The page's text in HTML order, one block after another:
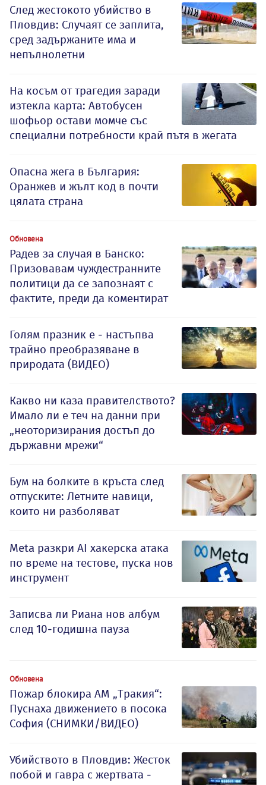
След жестокото убийство в
Пловдив: Случаят се заплита,
сред задържаните има и
непълнолетни
На косъм от трагедия заради
изтекла карта: Автобусен
шофьор остави момче със
специални потребности край пътя в жегата
Опасна жега в България:
Оранжев и жълт код в почти
цялата страна
Обновена
Радев за случая в Банско:
Призовавам чуждестранните
политици да се запознаят с
фактите, преди да коментират
Голям празник е - настъпва
трайно преобразяване в
природата (ВИДЕО)
Какво ни каза правителството?
Имало ли е теч на данни при
„неоторизирания достъп до
държавни мрежи“
Бум на болките в кръста след
отпуските: Летните навици,
които ни разболяват
Meta разкри AI хакерска атака
по време на тестове, пуска нов
инструмент
Записва ли Риана нов албум
след 10-годишна пауза
Обновена
Пожар блокира АМ „Тракия“:
Пуснаха движението в посока
София (СНИМКИ/ВИДЕО)
Убийството в Пловдив: Жесток
побой и гавра с жертвата -